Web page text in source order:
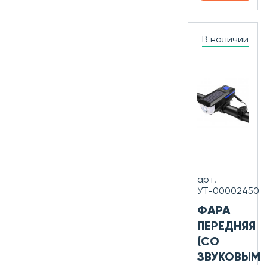
В наличии
арт.
УТ-00002450
ФАРА
ПЕРЕДНЯЯ
(СО
ЗВУКОВЫМ